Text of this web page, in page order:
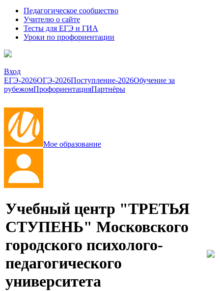
Педагогическое сообщество
Учителю о сайте
Тесты для ЕГЭ и ГИА
Уроки по профориентации
Вход
ЕГЭ-2026ОГЭ-2026Поступление-2026Обучение за
рубежомПрофориентацияПартнёры
Мое образование
Учебный центр "ТРЕТЬЯ
СТУПЕНЬ" Московского
городского психолого-
педагогического
университета